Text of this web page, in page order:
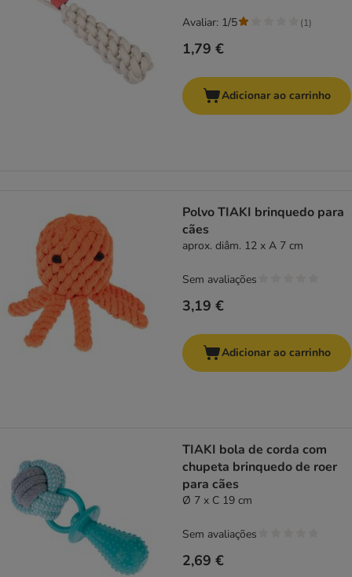
1,79 €
Avaliar: 1/5 (1)
Adicionar ao carrinho
Polvo TIAKI brinquedo para
cães
aprox. diâm. 12 x A 7 cm
3,19 €
Sem avaliações
Adicionar ao carrinho
TIAKI bola de corda com
chupeta brinquedo de roer
para cães
Ø 7 x C 19 cm
2,69 €
Sem avaliações